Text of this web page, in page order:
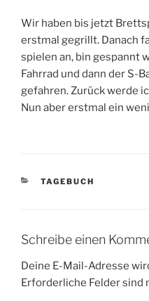
Wir haben bis jetzt
erstmal gegrillt. Danach
spielen an, bin gespannt
Fahrrad und dann der S-
gefahren. Zurück werde
Nun aber erstmal ein
KATEGORIEN
TAGEBUCH
Schreibe einen
Deine E-Mail-Adresse
Erforderliche Felder sind